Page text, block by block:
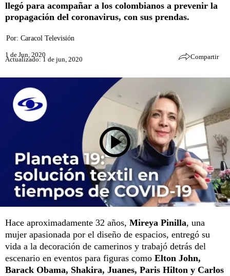
llegó para acompañar a los colombianos a prevenir la
propagación del coronavirus, con sus prendas.
Por: Caracol Televisión
1 de Jun, 2020
Actualizado: 1 de jun, 2020 Compartir
Hace aproximadamente 32 años, Mireya Pinilla, una
mujer apasionada por el diseño de espacios, entregó su
vida a la decoración de camerinos y trabajó detrás del
escenario en eventos para figuras como Elton John,
Barack Obama, Shakira, Juanes, Paris Hilton y Carlos